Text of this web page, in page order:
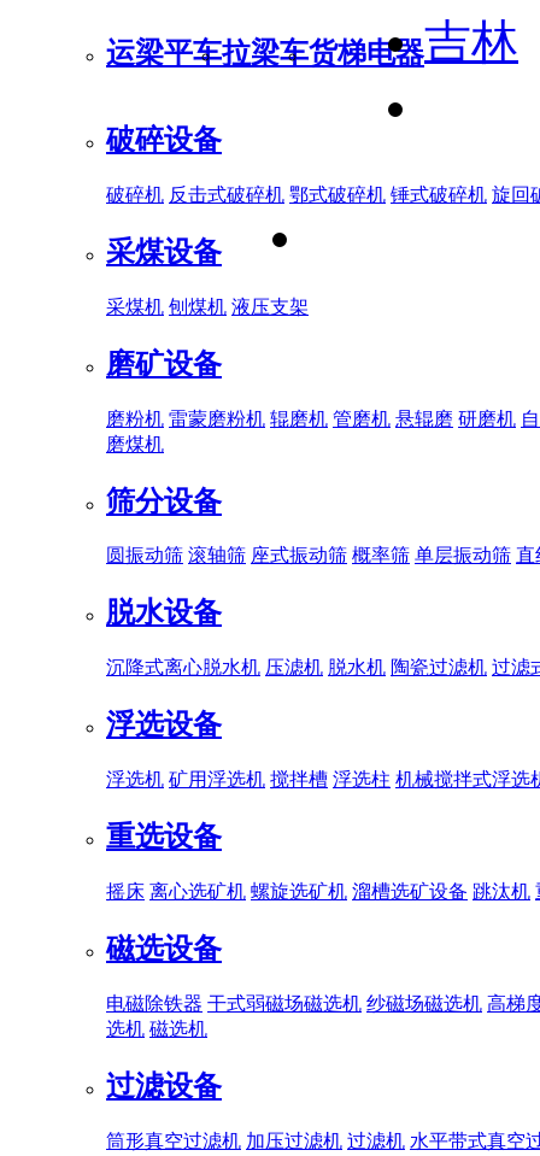
运梁平车拉梁车货梯电器
破碎设备
破碎机 反击式破碎机 鄂式破碎机 锤式破碎机 旋回
采煤设备
采煤机 刨煤机 液压支架
磨矿设备
磨粉机 雷蒙磨粉机 辊磨机 管磨机 悬辊磨 研磨机
磨煤机
筛分设备
圆振动筛 滚轴筛 座式振动筛 概率筛 单层振动筛 直
脱水设备
沉降式离心脱水机 压滤机 脱水机 陶瓷过滤机 过滤
浮选设备
浮选机 矿用浮选机 搅拌槽 浮选柱 机械搅拌式浮选
重选设备
摇床 离心选矿机 螺旋选矿机 溜槽选矿设备 跳汰机
磁选设备
电磁除铁器 干式弱磁场磁选机 纱磁场磁选机 高梯
选机 磁选机
过滤设备
筒形真空过滤机 加压过滤机 过滤机 水平带式真空
吉林